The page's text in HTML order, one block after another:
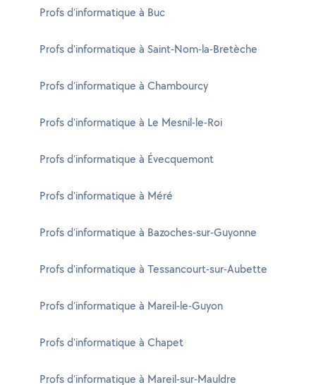
Profs d'informatique à Buc
Profs d'informatique à Saint-Nom-la-Bretèche
Profs d'informatique à Chambourcy
Profs d'informatique à Le Mesnil-le-Roi
Profs d'informatique à Évecquemont
Profs d'informatique à Méré
Profs d'informatique à Bazoches-sur-Guyonne
Profs d'informatique à Tessancourt-sur-Aubette
Profs d'informatique à Mareil-le-Guyon
Profs d'informatique à Chapet
Profs d'informatique à Mareil-sur-Mauldre